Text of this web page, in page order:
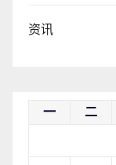
资讯
一 二